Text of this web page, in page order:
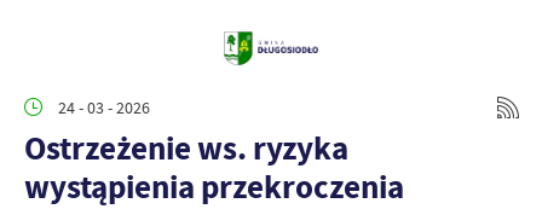
24 - 03 - 2026
Ostrzeżenie ws. ryzyka
wystąpienia przekroczenia